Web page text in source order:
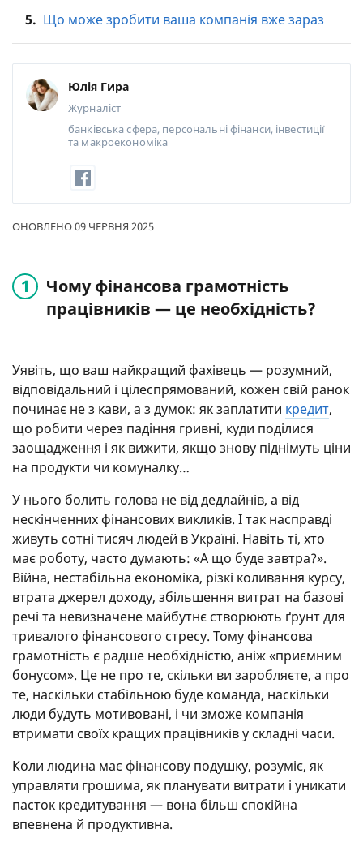
5. Що може зробити ваша компанія вже зараз
Юлія Гира
Журналіст
банківська сфера, персональні фінанси, інвестиції
та макроекономіка
ОНОВЛЕНО 09 ЧЕРВНЯ 2025
Чому фінансова грамотність
працівників — це необхідність?
Уявіть, що ваш найкращий фахівець — розумний,
відповідальний і цілеспрямований, кожен свій ранок
починає не з кави, а з думок: як заплатити кредит,
що робити через падіння гривні, куди поділися
заощадження і як вижити, якщо знову піднімуть ціни
на продукти чи комуналку…
У нього болить голова не від дедлайнів, а від
нескінченних фінансових викликів. І так насправді
живуть сотні тисяч людей в Україні. Навіть ті, хто
має роботу, часто думають: «А що буде завтра?».
Війна, нестабільна економіка, різкі коливання курсу,
втрата джерел доходу, збільшення витрат на базові
речі та невизначене майбутнє створюють ґрунт для
тривалого фінансового стресу. Тому фінансова
грамотність є радше необхідністю, аніж «приємним
бонусом». Це не про те, скільки ви заробляєте, а про
те, наскільки стабільною буде команда, наскільки
люди будуть мотивовані, і чи зможе компанія
втримати своїх кращих працівників у складні часи.
Коли людина має фінансову подушку, розуміє, як
управляти грошима, як планувати витрати і уникати
пасток кредитування — вона більш спокійна
впевнена й продуктивна.